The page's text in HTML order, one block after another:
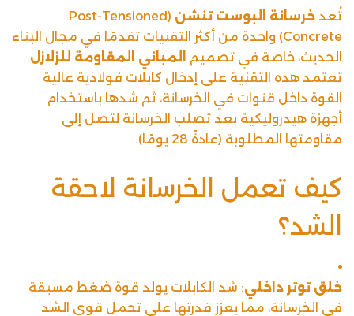
تُعد خرسانة البوست تنشن (Post-Tensioned
Concrete) واحدة من أكثر التقنيات تقدمًا في مجال البناء
الحديث، خاصة في تصميم
المباني المقاومة للزلازل.
تعتمد هذه التقنية على إدخال كابلات فولاذية عالية
القوة داخل قنوات في الخرسانة، ثم شدها باستخدام
أجهزة هيدروليكية بعد تصلب الخرسانة لتصل إلى
مقاومتها المطلوبة (عادةً 28 يومًا).
كيف تعمل الخرسانة لاحقة
الشد؟
خلق توتر داخلي: شد الكابلات يولد قوة ضغط مسبقة
في الخرسانة، مما يعزز قدرتها على تحمل قوى الشد